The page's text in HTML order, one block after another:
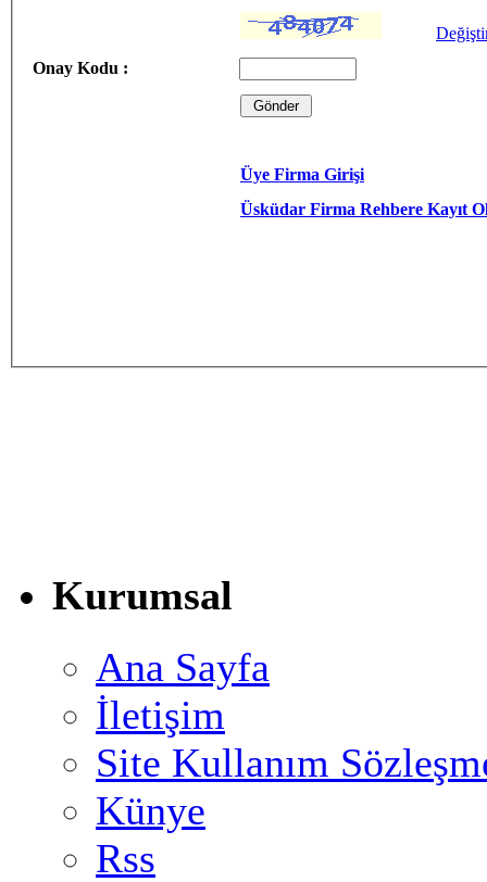
Onay Kodu :
Üye Firma Girişi
Üsküdar Firma Rehbere Kayıt
Kurumsal
Ana Sayfa
İletişim
Site Kullanım
Künye
Rss